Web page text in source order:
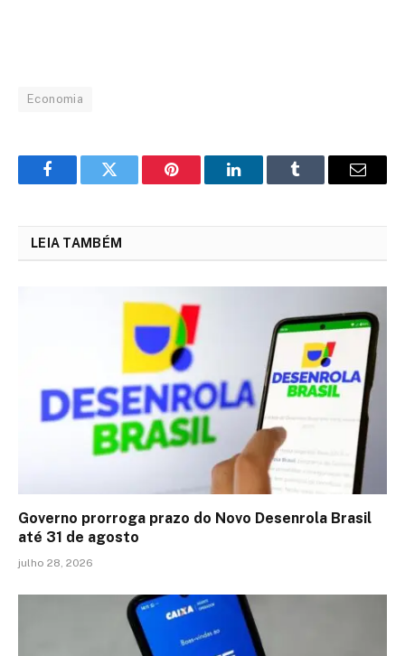
Economia
FacebookTwitter Pinterest LinkedInTumblr Email
LEIA TAMBÉM
Governo prorroga prazo do Novo Desenrola Brasil
até 31 de agosto
julho 28, 2026